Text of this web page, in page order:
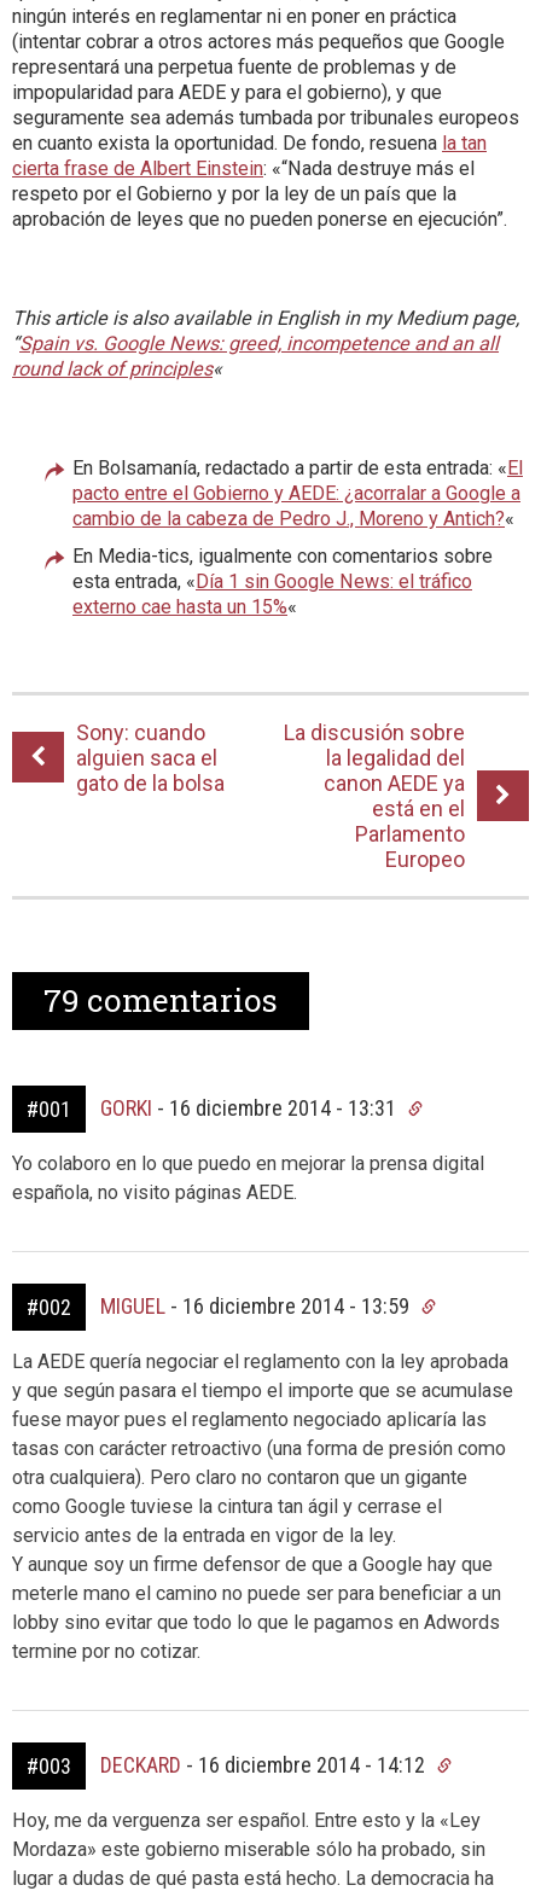
ningún interés en reglamentar ni en poner en práctica
(intentar cobrar a otros actores más pequeños que Google
representará una perpetua fuente de problemas y de
impopularidad para AEDE y para el gobierno), y que
seguramente sea además tumbada por tribunales europeos
en cuanto exista la oportunidad. De fondo, resuena la tan
cierta frase de Albert Einstein: «“Nada destruye más el
respeto por el Gobierno y por la ley de un país que la
aprobación de leyes que no pueden ponerse en ejecución”.
This article is also available in English in my Medium page,
“Spain vs. Google News: greed, incompetence and an all
round lack of principles«
En Bolsamanía, redactado a partir de esta entrada: «El
pacto entre el Gobierno y AEDE: ¿acorralar a Google a
cambio de la cabeza de Pedro J., Moreno y Antich?«
En Media-tics, igualmente con comentarios sobre
esta entrada, «Día 1 sin Google News: el tráfico
externo cae hasta un 15%«
Sony: cuando
alguien saca el
gato de la bolsa
La discusión sobre
la legalidad del
canon AEDE ya
está en el
Parlamento
Europeo
79 comentarios
#001 GORKI - 16 diciembre 2014 - 13:31
Yo colaboro en lo que puedo en mejorar la prensa digital
española, no visito páginas AEDE.
#002 MIGUEL - 16 diciembre 2014 - 13:59
La AEDE quería negociar el reglamento con la ley aprobada
y que según pasara el tiempo el importe que se acumulase
fuese mayor pues el reglamento negociado aplicaría las
tasas con carácter retroactivo (una forma de presión como
otra cualquiera). Pero claro no contaron que un gigante
como Google tuviese la cintura tan ágil y cerrase el
servicio antes de la entrada en vigor de la ley.
Y aunque soy un firme defensor de que a Google hay que
meterle mano el camino no puede ser para beneficiar a un
lobby sino evitar que todo lo que le pagamos en Adwords
termine por no cotizar.
#003 DECKARD - 16 diciembre 2014 - 14:12
Hoy, me da verguenza ser español. Entre esto y la «Ley
Mordaza» este gobierno miserable sólo ha probado, sin
lugar a dudas de qué pasta está hecho. La democracia ha